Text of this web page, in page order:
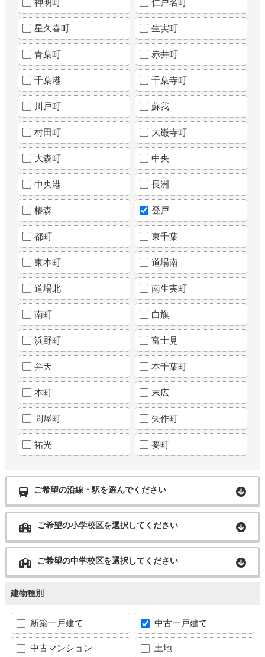
星久喜町 生実町
青葉町 赤井町
千葉港 千葉寺町
川戸町 蘇我
村田町 大巌寺町
大森町 中央
中央港 長洲
椿森 登戸
都町 東千葉
東本町 道場南
道場北 南生実町
南町 白旗
浜野町 富士見
弁天 本千葉町
本町 末広
問屋町 矢作町
祐光 要町
ご希望の沿線・駅を選んでください
ご希望の小学校区を選択してください
ご希望の中学校区を選択してください
建物種別
新築一戸建て 中古一戸建て
中古マンション 土地